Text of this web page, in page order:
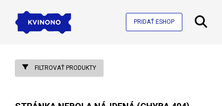
PRIDAŤ ESHOP
FILTROVAŤ PRODUKTY